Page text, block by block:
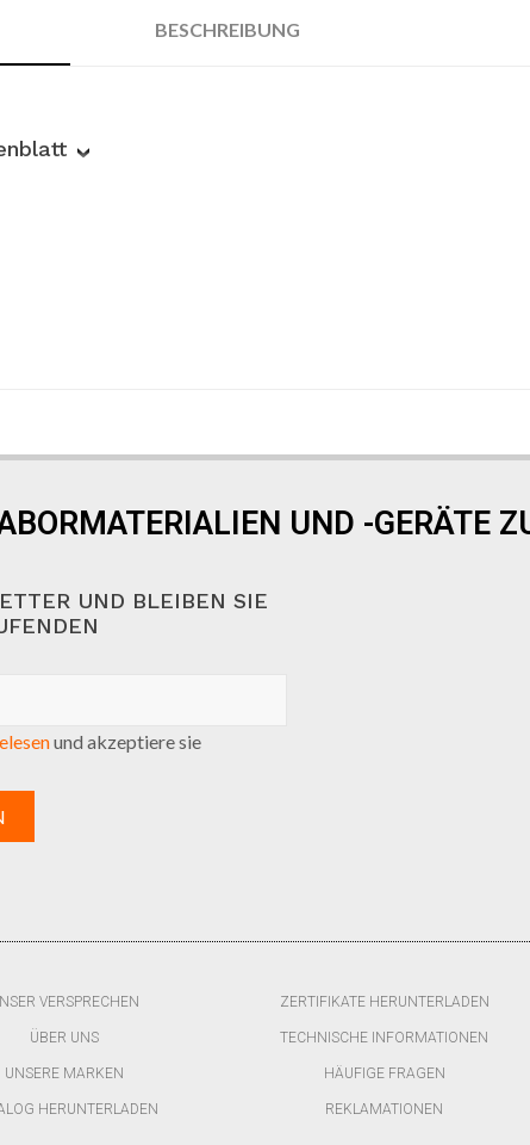
BESCHREIBUNG
UND -GERÄTE
UND BLEIBEN SIE
und akzeptiere sie
VERSPRECHEN
ÜBER UNS
UNSERE MARKEN
HERUNTERLADEN
ZERTIFIKATE HERUNTERLADEN
TECHNISCHE INFORMATIONEN
HÄUFIGE FRAGEN
REKLAMATIONEN